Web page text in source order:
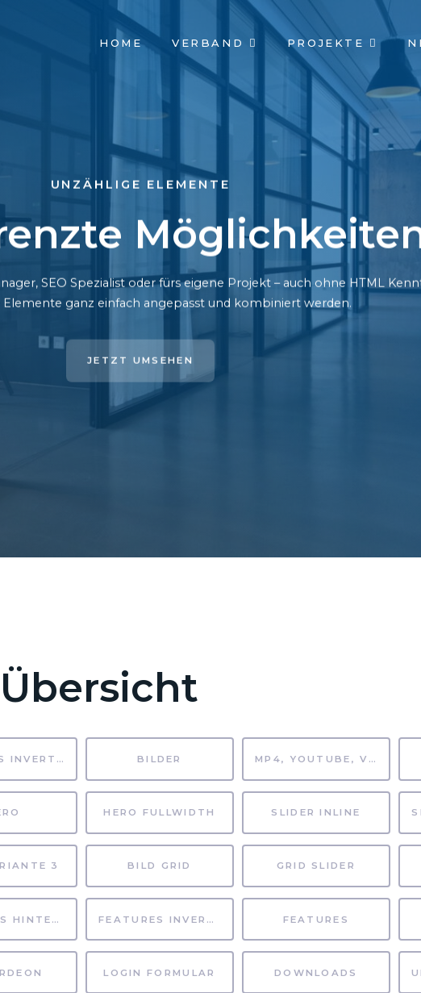
NAVIGATION
ÜBERSPRINGEN
HOME VERBAND PROJEKTE
UNZÄHLIGE ELEMENTE
SEO Spezialist oder fürs eigene Projekt – auch ohne HTML
ganz einfach angepasst und kombiniert werden.
JETZT UMSEHEN
BUTTONS INVERTIERT BILDER MP4, YOUTUBE, VIMEO
HERO FULLWIDTH SLIDER INLINE
3 BILD GRID GRID SLIDER
FEATURES HINTERGRUND FEATURES INVERTIERT FEATURES
LOGIN FORMULAR DOWNLOADS